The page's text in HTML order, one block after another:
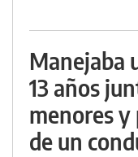
Manejaba
13 años
menores
de un